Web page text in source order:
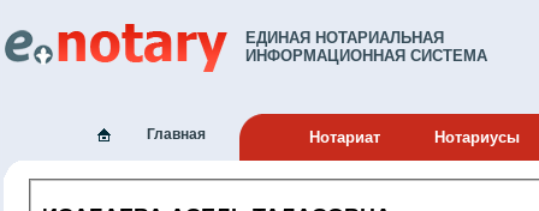
ЕДИНАЯ НОТАРИАЛЬНАЯ
ИНФОРМАЦИОННАЯ СИСТЕМА
Главная Нотариат Нотариусы